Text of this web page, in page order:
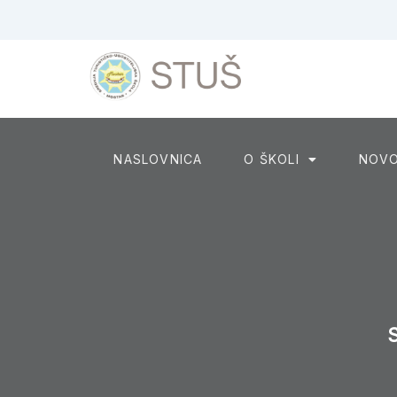
NASLOVNICA O ŠKOLI